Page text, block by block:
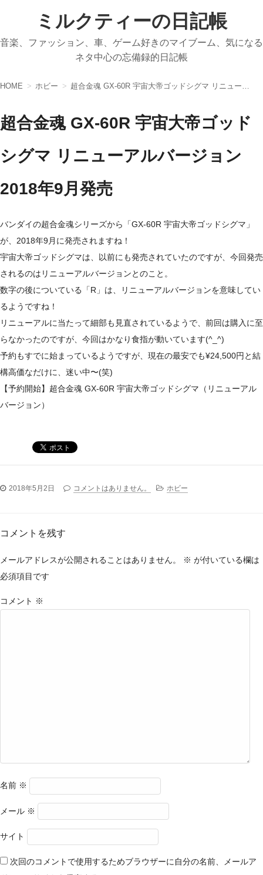
ミルクティーの日記帳
音楽、ファッション、車、ゲーム好きのマイブーム、気になる
ネタ中心の忘備録的日記帳
HOME ホビー 超合金魂 GX-60R 宇宙大帝ゴッドシグマ リニューアルバージョン 2018年9月発売
超合金魂 GX-60R 宇宙大帝ゴッド
シグマ リニューアルバージョン
2018年9月発売
バンダイの超合金魂シリーズから「GX-60R 宇宙大帝ゴッドシグマ」
が、2018年9月に発売されますね！
宇宙大帝ゴッドシグマは、以前にも発売されていたのですが、今回発売
されるのはリニューアルバージョンとのこと。
数字の後についている「R」は、リニューアルバージョンを意味してい
るようですね！
リニューアルに当たって細部も見直されているようで、前回は購入に至
らなかったのですが、今回はかなり食指が動いています(^_^)
予約もすでに始まっているようですが、現在の最安でも¥24,500円と結
構高価なだけに、迷い中〜(笑)
【予約開始】超合金魂 GX-60R 宇宙大帝ゴッドシグマ（リニューアル
バージョン）
2018年5月2日 コメントはありません。 ホビー
コメントを残す
メールアドレスが公開されることはありません。 ※ が付いている欄は
必須項目です
コメント ※
名前 ※
メール ※
サイト
次回のコメントで使用するためブラウザーに自分の名前、メールア